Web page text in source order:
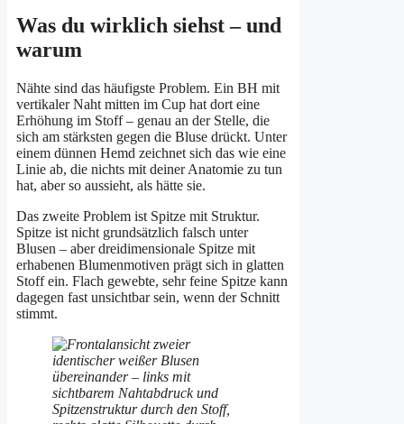
Was du wirklich siehst – und
warum
Nähte sind das häufigste Problem. Ein BH mit
vertikaler Naht mitten im Cup hat dort eine
Erhöhung im Stoff – genau an der Stelle, die
sich am stärksten gegen die Bluse drückt. Unter
einem dünnen Hemd zeichnet sich das wie eine
Linie ab, die nichts mit deiner Anatomie zu tun
hat, aber so aussieht, als hätte sie.
Das zweite Problem ist Spitze mit Struktur.
Spitze ist nicht grundsätzlich falsch unter
Blusen – aber dreidimensionale Spitze mit
erhabenen Blumenmotiven prägt sich in glatten
Stoff ein. Flach gewebte, sehr feine Spitze kann
dagegen fast unsichtbar sein, wenn der Schnitt
stimmt.